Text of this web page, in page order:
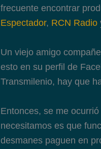
frecuente encontrar
Espectador, RCN Radio
Un viejo amigo
esto en su perfil de
Transmilenio, hay que
Entonces, se me
necesitamos es que
desmanes paguen en